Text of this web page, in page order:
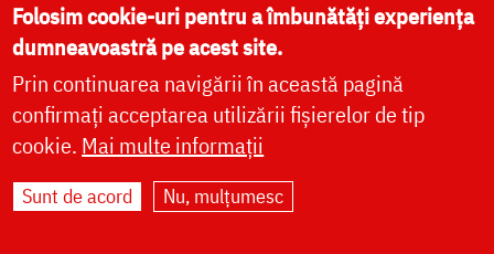
Acatist Paraclis Viață Icoane
Locuri de pelerinaj
Fotografii
Cinstirea Sfintei Icoane a
Maicii Domnului de pe Tolga
Folosim cookie-uri pentru a îmbunătăți experiența
dumneavoastră pe acest site.
Prin continuarea navigării în această pagină
confirmați acceptarea utilizării fișierelor de tip
cookie. Mai multe informații
Sunt de acord Nu, mulțumesc